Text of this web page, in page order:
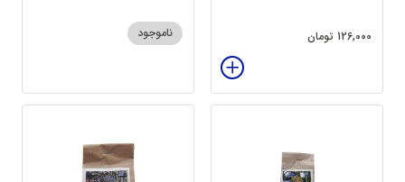
126,000 تومان ناموجود